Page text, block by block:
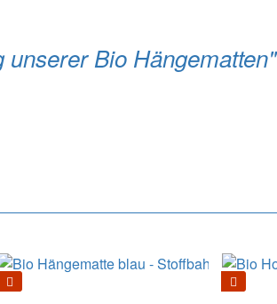
unserer Bio Hängematten"